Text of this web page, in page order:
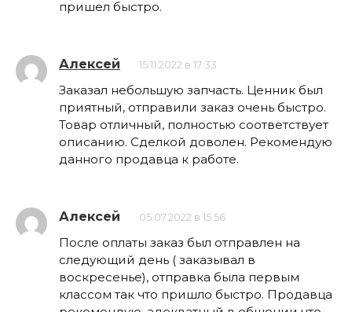
пришел быстро.
Алексей 15.11.2022 в 17:33
Заказал небольшую запчасть. Ценник был
приятный, отправили заказ очень быстро.
Товар отличный, полностью соответствует
описанию. Сделкой доволен. Рекомендую
данного продавца к работе.
Алексей 05.07.2022 в 15:56
После оплаты заказ был отправлен на
следующий день ( заказывал в
воскресенье), отправка была первым
классом так что пришло быстро. Продавца